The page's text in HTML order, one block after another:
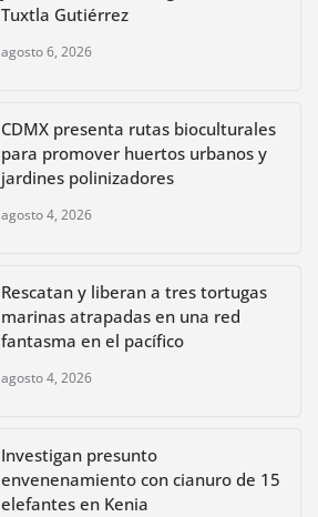
Tuxtla Gutiérrez
agosto 6, 2026
CDMX presenta rutas bioculturales
para promover huertos urbanos y
jardines polinizadores
agosto 4, 2026
Rescatan y liberan a tres tortugas
marinas atrapadas en una red
fantasma en el pacífico
agosto 4, 2026
Investigan presunto
envenenamiento con cianuro de 15
elefantes en Kenia